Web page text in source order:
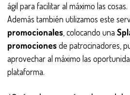
ágil para facilitar al máximo las cosas.
Además también utilizamos este
promocionales , colocando una
promocionesde patrocinadores,
aprovechar al máximo las
plataforma.